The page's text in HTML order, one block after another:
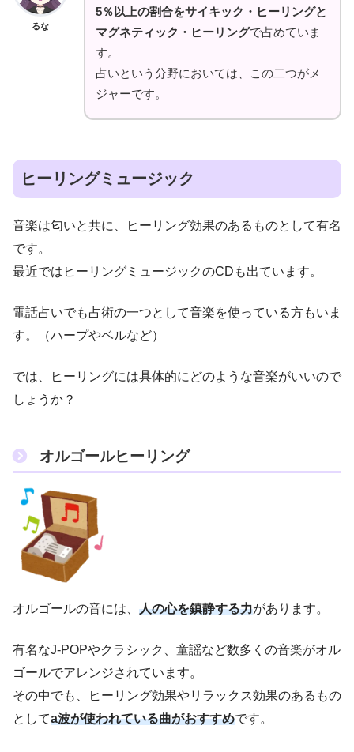
るな
5％以上の割合をサイキック・ヒーリングと
マグネティック・ヒーリングで占めていま
す。
占いという分野においては、この二つがメ
ジャーです。
ヒーリングミュージック
音楽は匂いと共に、ヒーリング効果のあるものとして有名
です。
最近ではヒーリングミュージックのCDも出ています。
電話占いでも占術の一つとして音楽を使っている方もいま
す。（ハープやベルなど）
では、ヒーリングには具体的にどのような音楽がいいので
しょうか？
オルゴールヒーリング
オルゴールの音には、 人の心を鎮静する力があります。
有名なJ-POPやクラシック、童謡など数多くの音楽がオル
ゴールでアレンジされています。
その中でも、ヒーリング効果やリラックス効果のあるもの
としてa波が使われている曲がおすすめです。